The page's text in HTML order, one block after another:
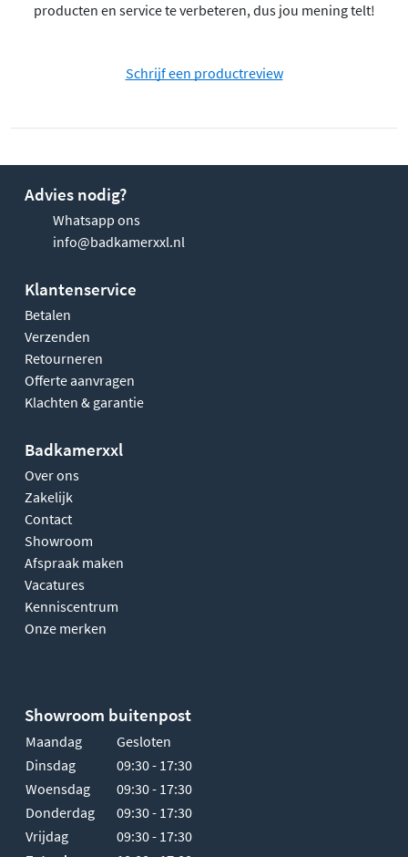
producten en service te verbeteren, dus jou mening telt!
Schrijf een productreview
Advies nodig?
Whatsapp ons
info@badkamerxxl.nl
Klantenservice
Betalen
Verzenden
Retourneren
Offerte aanvragen
Klachten & garantie
Badkamerxxl
Over ons
Zakelijk
Contact
Showroom
Afspraak maken
Vacatures
Kenniscentrum
Onze merken
Showroom buitenpost
Maandag
Gesloten
Dinsdag
09:30 - 17:30
Woensdag
09:30 - 17:30
Donderdag
09:30 - 17:30
Vrijdag
09:30 - 17:30